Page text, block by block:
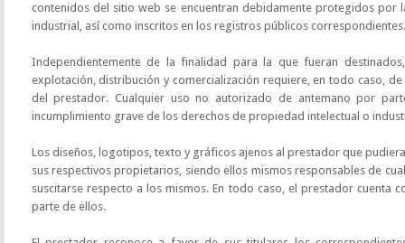
contenidos del sitio web se encuentran debidamente protegidos por
industrial, así como inscritos en los registros públicos correspondientes.
Independientemente de la finalidad para la que fueran
explotación, distribución y comercialización requiere, en todo caso,
del prestador. Cualquier uso no autorizado de antemano por
incumplimiento grave de los derechos de propiedad intelectual o
Los diseños, logotipos, texto y gráficos ajenos al prestador que
sus respectivos propietarios, siendo ellos mismos responsables de
suscitarse respecto a los mismos. En todo caso, el prestador cuenta
parte de ellos.